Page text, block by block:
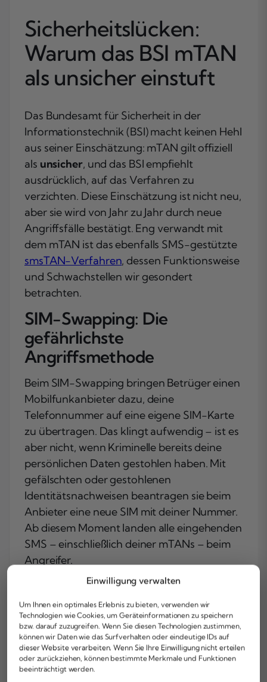
Einwilligung verwalten
Um Ihnen ein optimales Erlebnis zu bieten, verwenden wir
Technologien wie Cookies, um Geräteinformationen zu speichern
bzw. darauf zuzugreifen. Wenn Sie diesen Technologien zustimmen,
können wir Daten wie das Surfverhalten oder eindeutige IDs auf
dieser Website verarbeiten. Wenn Sie Ihre Einwilligung nicht erteilen
oder zurückziehen, können bestimmte Merkmale und Funktionen
beeinträchtigt werden.
Sicherheitslücken:
Warum das BSI mTAN
als unsicher einstuft
Das Bundesamt für Sicherheit in der
Informationstechnik (BSI) macht keinen Hehl
aus seiner Einschätzung: mTAN gilt offiziell
als unsicher, und das BSI empfiehlt
ausdrücklich, auf das Verfahren zu
verzichten. Diese Einschätzung ist nicht neu,
aber sie wird von Jahr zu Jahr durch neue
Angriffsfälle bestätigt. Eng verwandt mit
dem mTAN ist das ebenfalls SMS-gestützte
smsTAN-Verfahren, dessen Funktionsweise
und Schwachstellen wir gesondert
betrachten.
SIM-Swapping: Die
gefährlichste
Angriffsmethode
Beim SIM-Swapping bringen Betrüger einen
Mobilfunkanbieter dazu, deine
Telefonnummer auf eine eigene SIM-Karte
zu übertragen. Das klingt aufwendig – ist es
aber nicht, wenn Kriminelle bereits deine
persönlichen Daten gestohlen haben. Mit
gefälschten oder gestohlenen
Identitätsnachweisen beantragen sie beim
Anbieter eine neue SIM mit deiner Nummer.
Ab diesem Moment landen alle eingehenden
SMS – einschließlich deiner mTANs – beim
Angreifer.
Voraussetzung ist in der Regel, dass die
Online-Banking-Zugangsdaten bereits
kompromittiert sind. Der typische Ablauf:
Erst infizieren Kriminelle deinen Computer
mit Schadsoftware, um Passwort und
Kundendaten zu stehlen. Dann beantragen